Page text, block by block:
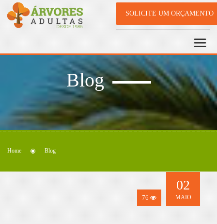
SOLICITE UM ORÇAMENTO
Blog
Home Blog
76
02
MAIO